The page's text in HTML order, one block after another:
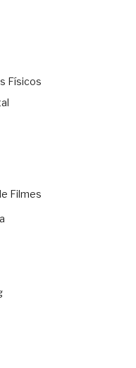
Físicos
Filmes